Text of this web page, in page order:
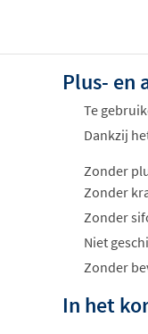
Plus- en
Te
Dankzij
Zonder
Zonder
Zonder
Niet
Zonder
In het